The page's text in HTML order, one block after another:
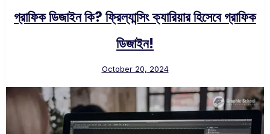
গ্রাফিক ডিজাইন কি? ফ্রিল্যান্সিং ক্যারিয়ার হিসেবে গ্রাফিক
ডিজাইন!
October 20, 2024